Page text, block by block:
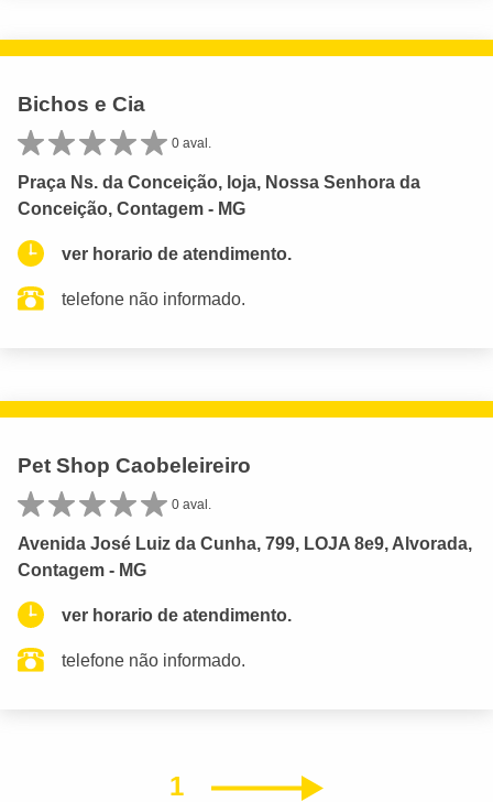
Bichos e Cia
0 aval.
Praça Ns. da Conceição, loja, Nossa Senhora da
Conceição, Contagem - MG
ver horario de atendimento.
telefone não informado.
Pet Shop Caobeleireiro
0 aval.
Avenida José Luiz da Cunha, 799, LOJA 8e9, Alvorada,
Contagem - MG
ver horario de atendimento.
telefone não informado.
1 Próximo